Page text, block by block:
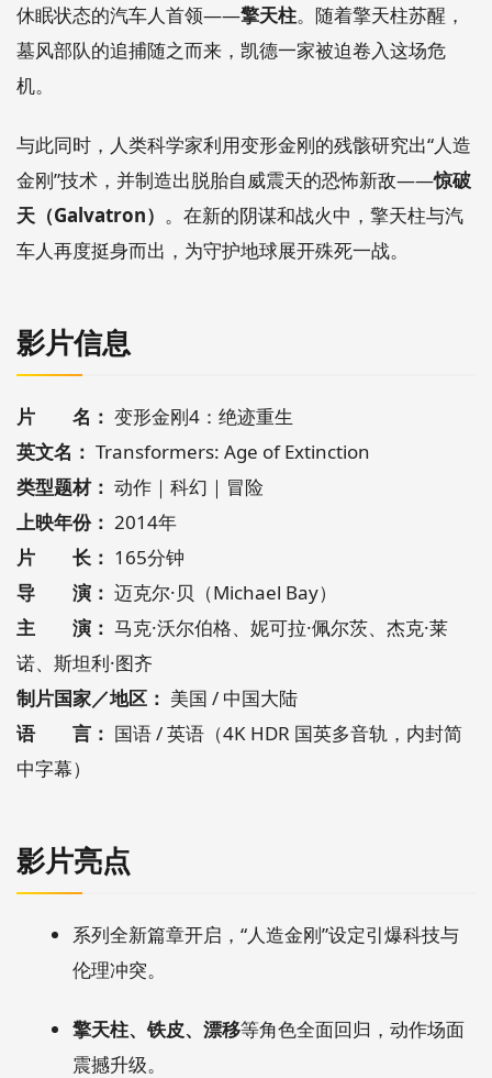
休眠状态的汽车人首领——擎天柱。随着擎天柱苏醒，
墓风部队的追捕随之而来，凯德一家被迫卷入这场危
机。
与此同时，人类科学家利用变形金刚的残骸研究出“人造
金刚”技术，并制造出脱胎自威震天的恐怖新敌——惊破
天（Galvatron） 。在新的阴谋和战火中，擎天柱与汽
车人再度挺身而出，为守护地球展开殊死一战。
影片信息
片 名： 变形金刚4：绝迹重生
英文名： Transformers: Age of Extinction
类型题材： 动作｜科幻｜冒险
上映年份： 2014年
片 长： 165分钟
导 演： 迈克尔·贝（Michael Bay）
主 演： 马克·沃尔伯格、妮可拉·佩尔茨、杰克·莱
诺、斯坦利·图齐
制片国家／地区： 美国 / 中国大陆
语 言： 国语 / 英语（4K HDR 国英多音轨，内封简
中字幕）
影片亮点
系列全新篇章开启，“人造金刚”设定引爆科技与
伦理冲突。
擎天柱、铁皮、漂移等角色全面回归，动作场面
震撼升级。